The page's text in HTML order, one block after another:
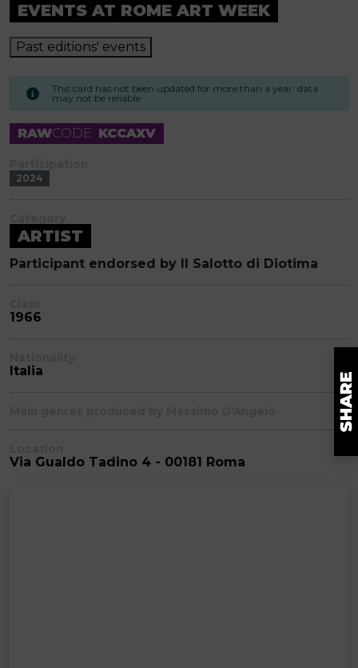
EVENTS AT ROME ART WEEK
Past editions' events
This card has not been updated for more than a year. data
may not be reliable
RAWCODE KCCAXV
2024
ARTIST
Participant endorsed by Il Salotto di Diotima
1966
Italia
Via Gualdo Tadino 4 - 00181 Roma